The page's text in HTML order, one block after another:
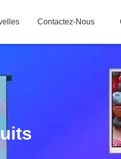
Contactez-Nous